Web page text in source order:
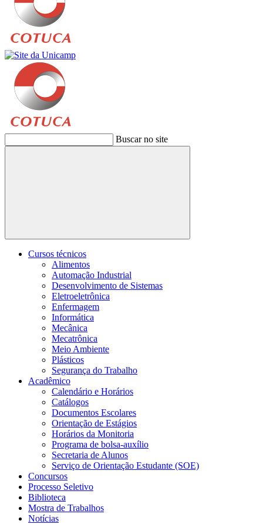
Buscar no site
Buscar
Cursos técnicos
Alimentos
Automação Industrial
Desenvolvimento de Sistemas
Eletroeletrônica
Enfermagem
Informática
Mecânica
Mecatrônica
Meio Ambiente
Plásticos
Segurança do Trabalho
Acadêmico
Calendário e Horários
Catálogos
Documentos Escolares
Orientação de Estágios
Horários da Monitoria
Programa de bolsa-auxílio
Secretaria de Alunos
Serviço de Orientação Estudante (SOE)
Concursos
Processo Seletivo
Biblioteca
Mostra de Trabalhos
Notícias